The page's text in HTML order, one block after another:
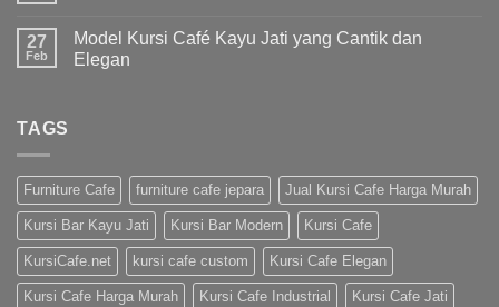
27
Feb
Model Kursi Café Kayu Jati yang Cantik dan
Elegan
TAGS
Furniture Cafe furniture cafe jepara Jual Kursi Cafe Harga Murah
Kursi Bar Kayu Jati Kursi Bar Modern Kursi Cafe
KursiCafe.net kursi cafe custom Kursi Cafe Elegan
Kursi Cafe Harga Murah Kursi Cafe Industrial Kursi Cafe Jati